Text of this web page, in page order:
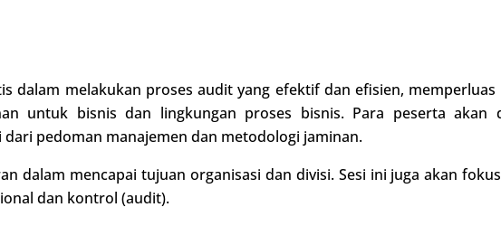
dalam melakukan proses audit yang efektif dan efisien,
untuk bisnis dan lingkungan proses bisnis. Para peserta akan
pedoman manajemen dan metodologi jaminan.
dalam mencapai tujuan organisasi dan divisi. Sesi ini juga akan
dan kontrol (audit).